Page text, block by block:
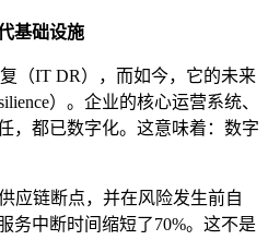
基础设施
（IT DR），而如今，它的未来
）。企业的核心运营系统、
，都已数字化。这意味着：数字
应链断点，并在风险发生前自
务中断时间缩短了70%。这不是